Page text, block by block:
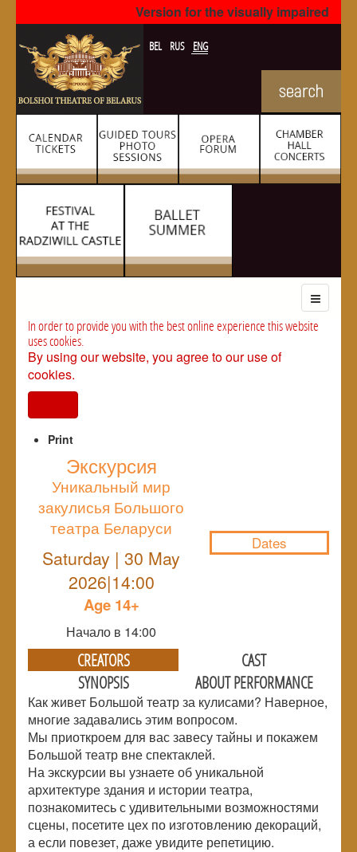
Version for the visually impaired
BEL RUS ENG
In order to provide you with the best online experience this website
uses cookies.
By using our website, you agree to our use of
cookies.
Print
Экскурсия
Уникальный мир
закулисья Большого
театра Беларуси
Saturday | 30 May
2026|14:00
Age 14+
Начало в 14:00
Dates
CREATORS
CAST
SYNOPSIS
ABOUT PERFORMANCE
Как живет Большой театр за кулисами? Наверное,
многие задавались этим вопросом.
Мы приоткроем для вас завесу тайны и покажем
Большой театр вне спектаклей.
На экскурсии вы узнаете об уникальной
архитектуре здания и истории театра,
познакомитесь с удивительными возможностями
сцены, посетите цех по изготовлению декораций,
а если повезет, даже увидите репетицию.